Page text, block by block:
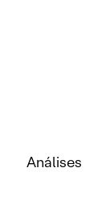
Análises